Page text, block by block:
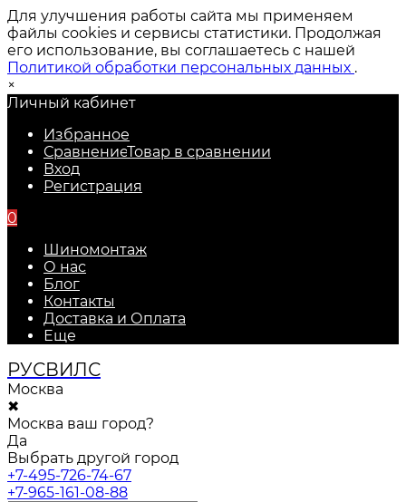
Для улучшения работы сайта мы применяем
файлы cookies и сервисы статистики. Продолжая
его использование, вы соглашаетесь с нашей
Политикой обработки персональных данных .
×
Личный кабинет
Избранное
СравнениеТовар в сравнении
Вход
Регистрация
0
Шиномонтаж
О нас
Блог
Контакты
Доставка и Оплата
Еще
РУСВИЛС
Москва
✖
Москва ваш город?
Да
Выбрать другой город
+7-495-726-74-67
+7-965-161-08-88